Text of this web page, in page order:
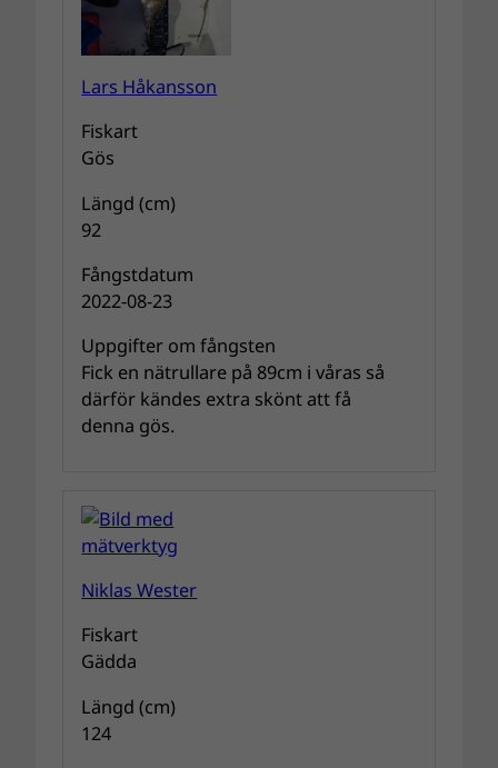
Lars Håkansson
Fiskart
Gös
Längd (cm)
92
Fångstdatum
2022-08-23
Uppgifter om fångsten
Fick en nätrullare på 89cm i våras så
därför kändes extra skönt att få
denna gös.
Niklas Wester
Fiskart
Gädda
Längd (cm)
124